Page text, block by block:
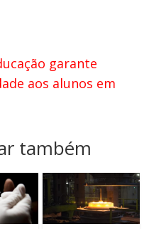
garante
aos alunos em
também